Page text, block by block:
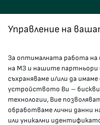
КОНТАКТИ
гр.София, 1000, пл.
Управление на
За оптималната работа
на МЗ и нашите партньори
съхраняваме и/или да
устройството Ви –
технологии, Вие
обработваме лични данни
или уникални